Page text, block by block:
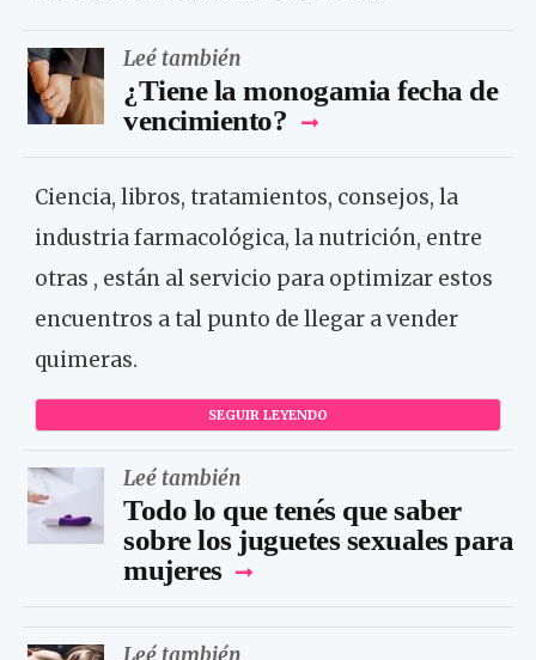
Leé también
¿Tiene la monogamia fecha de
vencimiento?
Ciencia, libros, tratamientos, consejos, la
industria farmacológica, la nutrición, entre
otras , están al servicio para optimizar estos
encuentros a tal punto de llegar a vender
quimeras.
SEGUIR LEYENDO
Leé también
Todo lo que tenés que saber
sobre los juguetes sexuales para
mujeres